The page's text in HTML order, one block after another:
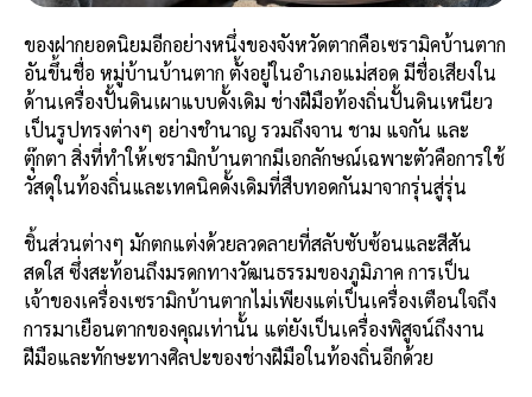
ของฝากยอดนิยมอีกอย่างหนึ่งของจังหวัดตากคือเซรามิคบ้านตาก
อันขึ้นชื่อ หมู่บ้านบ้านตาก ตั้งอยู่ในอำเภอแม่สอด มีชื่อเสียงใน
ด้านเครื่องปั้นดินเผาแบบดั้งเดิม ช่างฝีมือท้องถิ่นปั้นดินเหนียว
เป็นรูปทรงต่างๆ อย่างชำนาญ รวมถึงจาน ชาม แจกัน และ
ตุ๊กตา สิ่งที่ทำให้เซรามิกบ้านตากมีเอกลักษณ์เฉพาะตัวคือการใช้
วัสดุในท้องถิ่นและเทคนิคดั้งเดิมที่สืบทอดกันมาจากรุ่นสู่รุ่น
ชิ้นส่วนต่างๆ มักตกแต่งด้วยลวดลายที่สลับซับซ้อนและสีสัน
สดใส ซึ่งสะท้อนถึงมรดกทางวัฒนธรรมของภูมิภาค การเป็น
เจ้าของเครื่องเซรามิกบ้านตากไม่เพียงแต่เป็นเครื่องเตือนใจถึง
การมาเยือนตากของคุณเท่านั้น แต่ยังเป็นเครื่องพิสูจน์ถึงงาน
ฝีมือและทักษะทางศิลปะของช่างฝีมือในท้องถิ่นอีกด้วย